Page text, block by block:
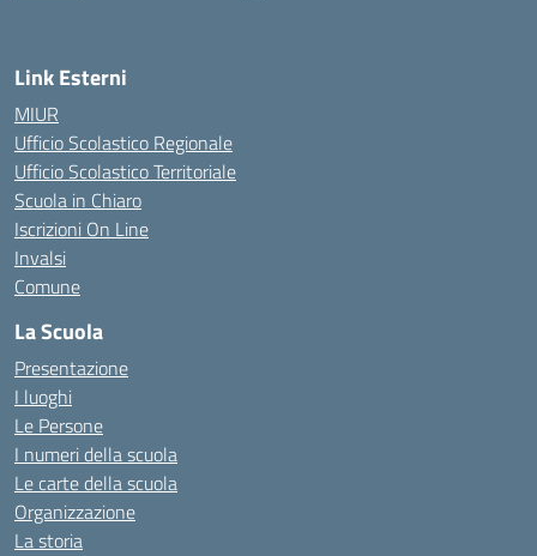
Link Esterni
MIUR
Ufficio Scolastico Regionale
Ufficio Scolastico Territoriale
Scuola in Chiaro
Iscrizioni On Line
Invalsi
Comune
La Scuola
Presentazione
I luoghi
Le Persone
I numeri della scuola
Le carte della scuola
Organizzazione
La storia